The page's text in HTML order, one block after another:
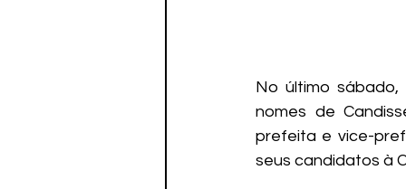
No último sábado,
nomes de
prefeita e vice-
seus candidatos à